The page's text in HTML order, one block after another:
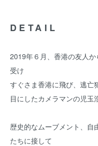
DETAIL
2019年６月、香港の友人
受け
すぐさま香港に飛び、逃亡
目にしたカメラマンの児玉
歴史的なムーブメント、自
たちに接して